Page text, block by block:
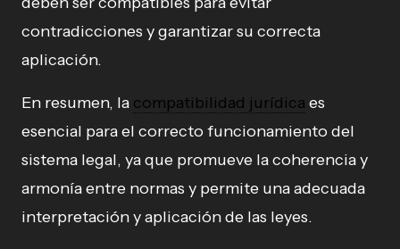
contradicciones y garantizar su correcta
aplicación.
En resumen, la compatibilidad jurídica es
esencial para el correcto funcionamiento del
sistema legal, ya que promueve la coherencia y
armonía entre normas y permite una adecuada
interpretación y aplicación de las leyes.